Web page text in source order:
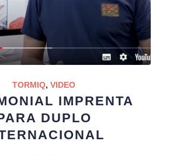
TORMIQ,VIDEO
IMPRENTA
DUPLO